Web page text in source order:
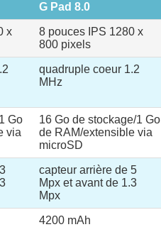
G Pad 8.0
x
8 pouces IPS 1280 x
800 pixels
quadruple coeur 1.2
MHz
Go
via
16 Go de stockage/1 Go
de RAM/extensible via
microSD
capteur arrière de 5
Mpx et avant de 1.3
Mpx
4200 mAh